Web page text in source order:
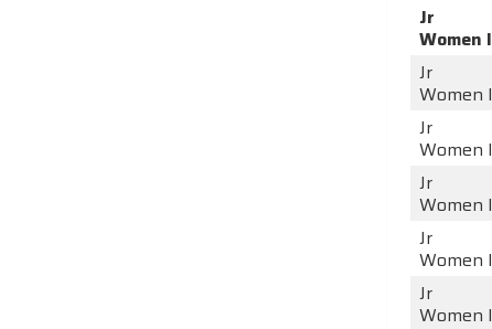
Jr
Women I
Jr
Women I
Jr
Women I
Jr
Women I
Jr
Women I
Jr
Women I